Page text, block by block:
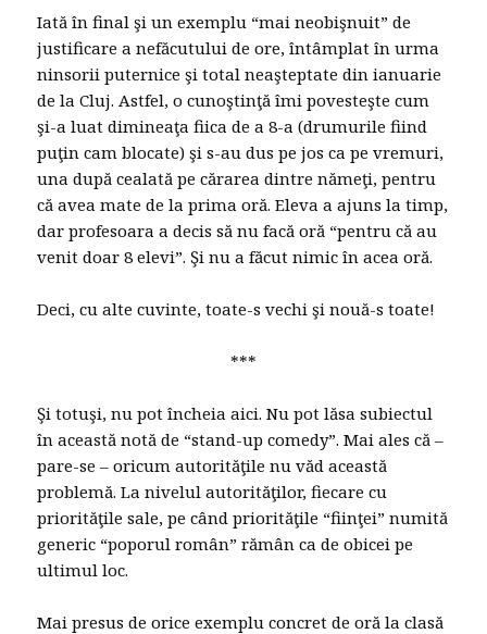
Iată în final şi un exemplu “mai neobişnuit” de
justificare a nefăcutului de ore, întâmplat în urma
ninsorii puternice şi total neaşteptate din ianuarie
de la Cluj. Astfel, o cunoştinţă îmi povesteşte cum
şi-a luat dimineaţa fiica de a 8-a (drumurile fiind
puţin cam blocate) şi s-au dus pe jos ca pe vremuri,
una după cealată pe cărarea dintre nămeţi, pentru
că avea mate de la prima oră. Eleva a ajuns la timp,
dar profesoara a decis să nu facă oră “pentru că au
venit doar 8 elevi”. Şi nu a făcut nimic în acea oră.
Deci, cu alte cuvinte, toate-s vechi şi nouă-s toate!
***
Şi totuşi, nu pot încheia aici. Nu pot lăsa subiectul
în această notă de “stand-up comedy”. Mai ales că –
pare-se – oricum autorităţile nu văd această
problemă. La nivelul autorităţilor, fiecare cu
priorităţile sale, pe când priorităţile “fiinţei” numită
generic “poporul român” rămân ca de obicei pe
ultimul loc.
Mai presus de orice exemplu concret de oră la clasă